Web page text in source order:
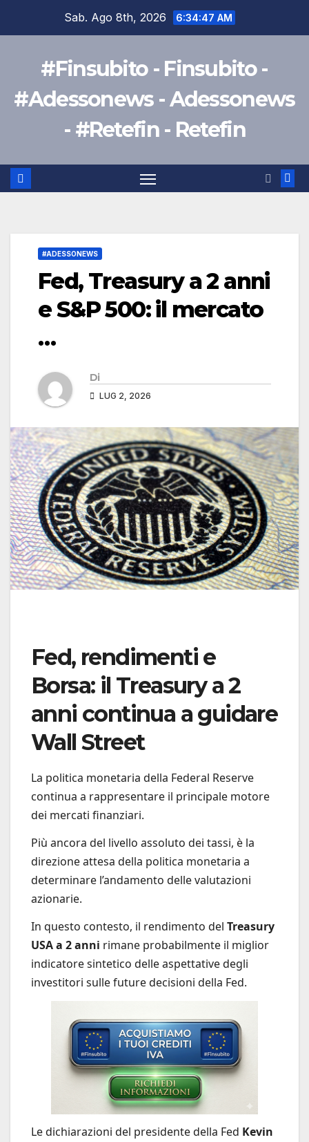
Sab. Ago 8th, 2026 6:34:48 AM
#Finsubito - Finsubito -
#Adessonews - Adessonews
- #Retefin - Retefin
#ADESSONEWS
Fed, Treasury a 2 anni
e S&P 500: il mercato
…
Di
LUG 2, 2026
Fed, rendimenti e
Borsa: il Treasury a 2
anni continua a guidare
Wall Street
La politica monetaria della Federal Reserve
continua a rappresentare il principale motore
dei mercati finanziari.
Più ancora del livello assoluto dei tassi, è la
direzione attesa della politica monetaria a
determinare l’andamento delle valutazioni
azionarie.
In questo contesto, il rendimento del Treasury
USA a 2 anni rimane probabilmente il miglior
indicatore sintetico delle aspettative degli
investitori sulle future decisioni della Fed.
Le dichiarazioni del presidente della Fed Kevin